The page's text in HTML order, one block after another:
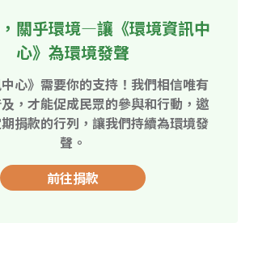
關乎環境—讓《環境資訊中
心》為環境發聲
中心》需要你的支持！我們相信唯有
，才能促成民眾的參與和行動，邀
捐款的行列，讓我們持續為環境發
聲。
前往捐款